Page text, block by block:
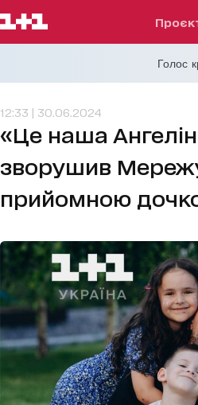
Голос
12:33 | 30.06.2024
«Це наша
зворушив
прийомною